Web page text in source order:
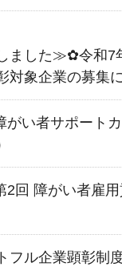
ました≫✿令和7
対象企業の募集
がい者サポート
2回 障がい者雇
フル企業顕彰制